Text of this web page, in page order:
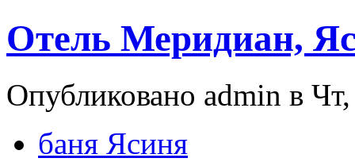
Отель Меридиан,
Опубликовано admin в
баня Ясиня